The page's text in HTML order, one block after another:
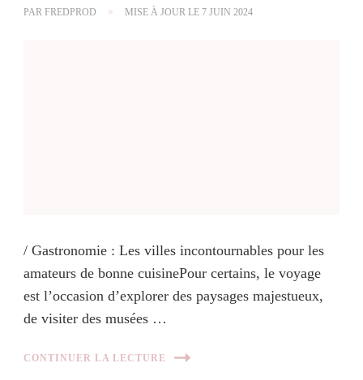
PAR FREDPROD MISE À JOUR LE 7 JUIN 2024
/ Gastronomie : Les villes incontournables pour les
amateurs de bonne cuisinePour certains, le voyage
est l’occasion d’explorer des paysages majestueux,
de visiter des musées …
CONTINUER LA LECTURE